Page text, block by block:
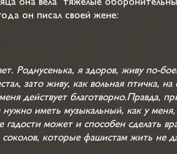
она вела тяжелые
он писал своей жене:
Роднусенька, я здоров, живу по-
зато живу, как вольная птичка, на
действует благотворно.Правда,
иметь музыкальный, как у
может и способен сделать
соколов, которые фашистам жить не